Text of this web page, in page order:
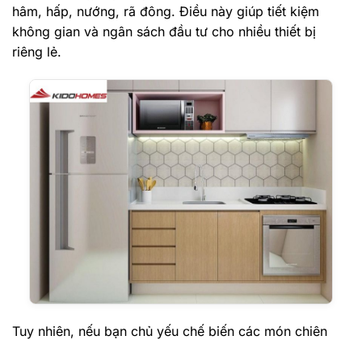
hâm, hấp, nướng, rã đông. Điều này giúp tiết kiệm
không gian và ngân sách đầu tư cho nhiều thiết bị
riêng lẻ.
Tuy nhiên, nếu bạn chủ yếu chế biến các món chiên